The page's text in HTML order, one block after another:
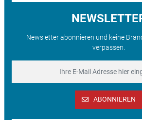
Newsletter abonnieren und keine
verpassen.
ABONNIEREN